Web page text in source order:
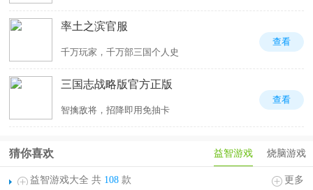
率土之滨官服
千万玩家，千万部三国个人史
查看
三国志战略版官方正版
智擒敌将，招降即用免抽卡
查看
益智游戏 烧脑游戏
猜你喜欢
益智游戏大全 共 108 款 更多